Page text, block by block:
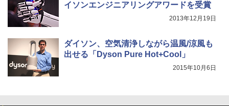
イソンエンジニアリングアワードを受賞
2013年12月19日
ダイソン、空気清浄しながら温風/涼風も
出せる「Dyson Pure Hot+Cool」
2015年10月6日